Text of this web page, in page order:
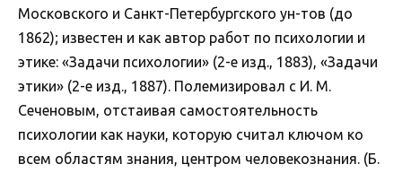
Московского и Санкт-Петербургского ун-тов (до
1862); известен и как автор работ по психологии и
этике: «Задачи психологии» (2-е изд., 1883), «Задачи
этики» (2-е изд., 1887). Полемизировал с И. М.
Сеченовым, отстаивая самостоятельность
психологии как науки, которую считал ключом ко
всем областям знания, центром человекознания. (Б.